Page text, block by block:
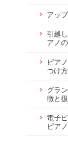
アッ
引越
アノ
ピア
つけ方
グラ
徴と
電子
ピア